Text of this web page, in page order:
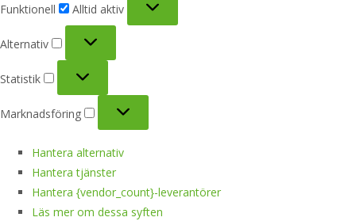
Funktionell
Alltid aktiv
Alternativ
Statistik
Marknadsföring
Hantera alternativ
Hantera tjänster
Hantera {vendor_count}-leverantörer
Läs mer om dessa syften